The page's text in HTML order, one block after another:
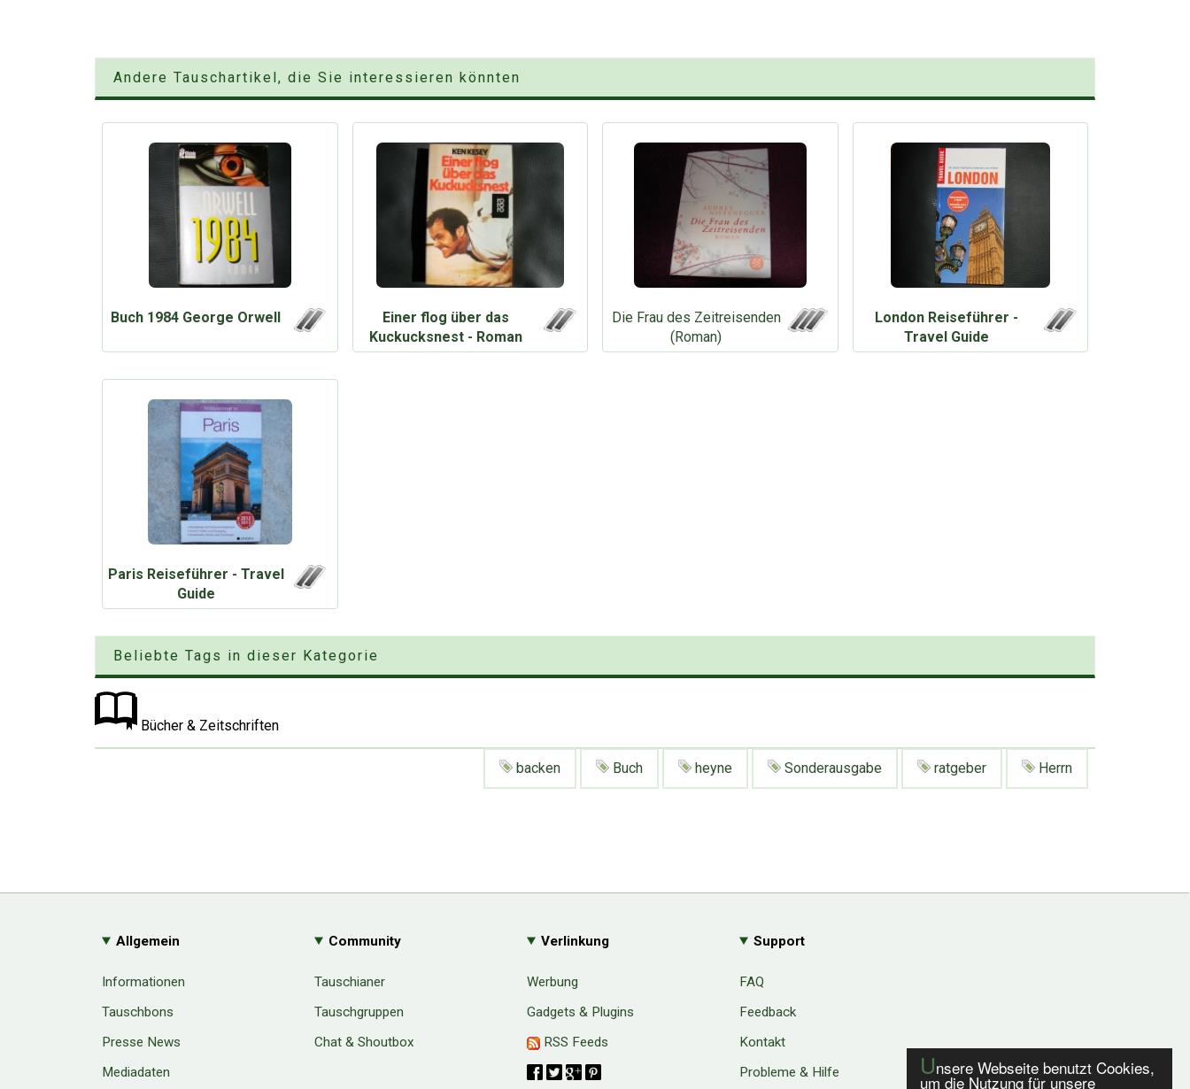
Unsere Webseite benutzt Cookies,
um die Nutzung für unsere
Andere Tauschartikel, die Sie interessieren könnten
Buch 1984 George Orwell
Einer flog über das
Kuckucksnest - Roman
Die Frau des Zeitreisenden
(Roman)
London Reiseführer -
Travel Guide
Paris Reiseführer - Travel
Guide
Beliebte Tags in dieser Kategorie
Bücher & Zeitschriften
backen Buch heyne Sonderausgabe ratgeber Herrn
Allgemein
Informationen
Tauschbons
Presse News
Mediadaten
Community
Tauschianer
Tauschgruppen
Chat & Shoutbox
Verlinkung
Werbung
Gadgets & Plugins
RSS Feeds
Support
FAQ
Feedback
Kontakt
Probleme & Hilfe